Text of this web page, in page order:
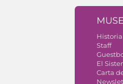
Staff
El
Carta